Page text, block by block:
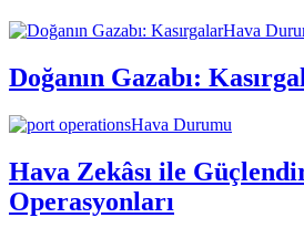
Hava
Doğanın Gazabı:
Hava Durumu
Hava Zekâsı ile
Operasyonları